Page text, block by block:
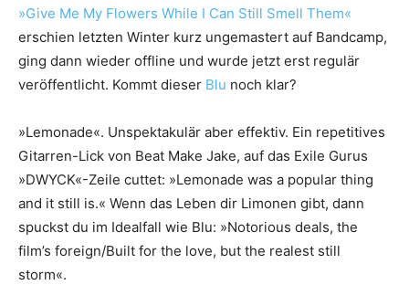
»Give Me My Flowers While I Can Still Smell Them«
erschien letzten Winter kurz ungemastert auf Bandcamp,
ging dann wieder offline und wurde jetzt erst regulär
veröffentlicht. Kommt dieser Blu noch klar?
»Lemonade«. Unspektakulär aber effektiv. Ein repetitives
Gitarren-Lick von Beat Make Jake, auf das Exile Gurus
»DWYCK«-Zeile cuttet: »Lemonade was a popular thing
and it still is.« Wenn das Leben dir Limonen gibt, dann
spuckst du im Idealfall wie Blu: »Notorious deals, the
film’s foreign/Built for the love, but the realest still
storm«.